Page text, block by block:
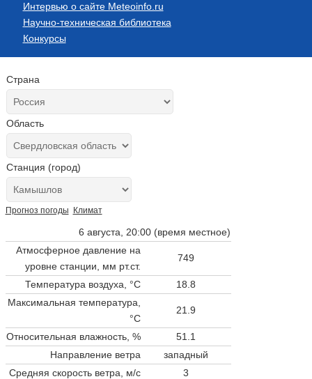
Интервью о сайте Meteoinfo.ru
Научно-техническая библиотека
Конкурсы
Страна
Область
Станция (город)
Прогноз погоды Климат
6 августа, 20:00 (время местное)
Атмосферное давление на
уровне станции, мм рт.ст.
749
Температура воздуха, °C
18.8
Максимальная температура,
°C
21.9
Относительная влажность, %
51.1
Направление ветра
западный
Средняя скорость ветра, м/с
3